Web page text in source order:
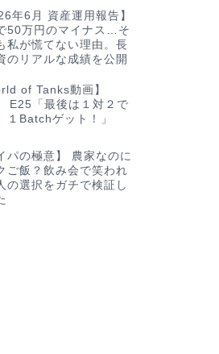
年6月 資産運用報告】
50万円のマイナス…そ
私が慌てない理由。長
のリアルな成績を公開
of Tanks動画】
「最後は１対２で
１Batchゲット！」
パの極意】 農家なのに
ご飯？飲み会で笑われ
の選択をガチで検証し